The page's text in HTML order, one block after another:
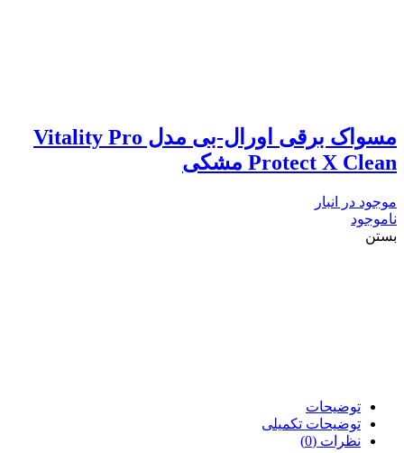
مسواک برقی اورال-بی مدل Vitality Pro
Protect X Clean مشکی
موجود در انبار
ناموجود
بستن
توضیحات
توضیحات تکمیلی
نظرات (0)